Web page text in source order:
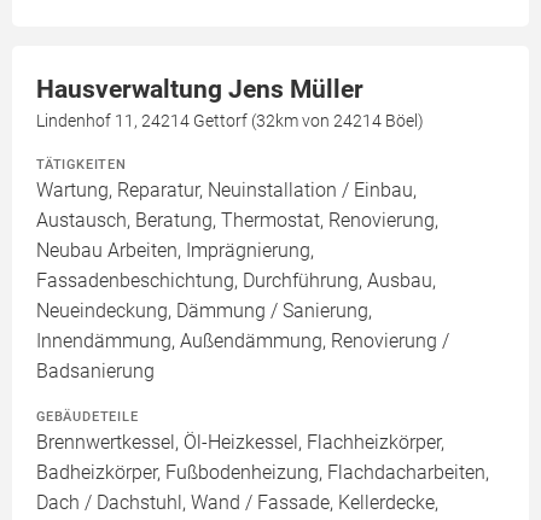
Hausverwaltung Jens Müller
Lindenhof 11, 24214 Gettorf (32km von 24214 Böel)
TÄTIGKEITEN
Wartung, Reparatur, Neuinstallation / Einbau,
Austausch, Beratung, Thermostat, Renovierung,
Neubau Arbeiten, Imprägnierung,
Fassadenbeschichtung, Durchführung, Ausbau,
Neueindeckung, Dämmung / Sanierung,
Innendämmung, Außendämmung, Renovierung /
Badsanierung
GEBÄUDETEILE
Brennwertkessel, Öl-Heizkessel, Flachheizkörper,
Badheizkörper, Fußbodenheizung, Flachdacharbeiten,
Dach / Dachstuhl, Wand / Fassade, Kellerdecke,